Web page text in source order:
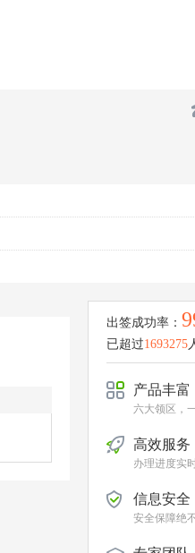
出签成功率：
已超过1693275
产品丰富
六大领区，
高效服务
办理进度实
信息安全
安全保障绝